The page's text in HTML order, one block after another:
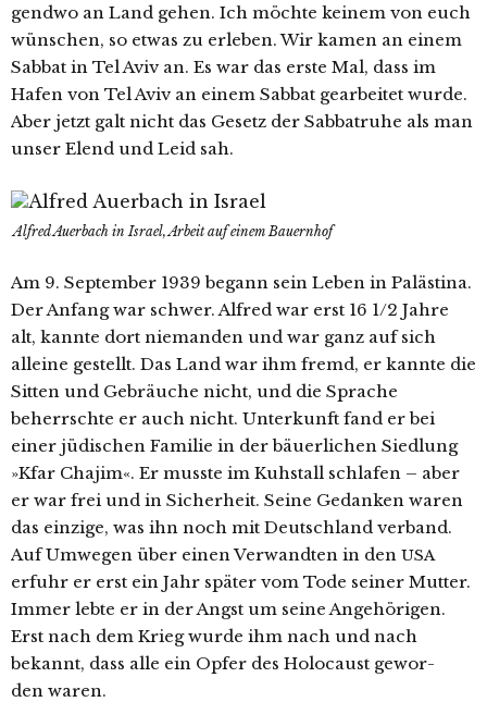
gend­wo an Land gehen. Ich möch­te kei­nem von euch
wün­schen, so etwas zu erle­ben. Wir kamen an einem
Sabbat in Tel Aviv an. Es war das ers­te Mal, dass im
Hafen von Tel Aviv an einem Sabbat gear­bei­tet wur­de.
Aber jetzt galt nicht das Gesetz der Sabbatruhe als man
unser Elend und Leid sah.
Alfred Auerbach in Israel, Arbeit auf einem Bauernhof
Am 9. September 1939 begann sein Leben in Palästina.
Der Anfang war schwer. Alfred war erst 16 1/2 Jahre
alt, kann­te dort nie­man­den und war ganz auf sich
allei­ne gestellt. Das Land war ihm fremd, er kann­te die
Sitten und Gebräuche nicht, und die Sprache
beherrsch­te er auch nicht. Unterkunft fand er bei
einer jüdi­schen Familie in der bäu­er­li­chen Siedlung
»Kfar Chajim«. Er muss­te im Kuhstall schla­fen – aber
er war frei und in Sicherheit. Seine Gedanken waren
das ein­zi­ge, was ihn noch mit Deutschland ver­band.
Auf Umwegen über einen Verwandten in den USA
erfuhr er erst ein Jahr spä­ter vom Tode sei­ner Mutter.
Immer leb­te er in der Angst um sei­ne Angehörigen.
Erst nach dem Krieg wur­de ihm nach und nach
bekannt, dass alle ein Opfer des Holocaust gewor­
den waren.